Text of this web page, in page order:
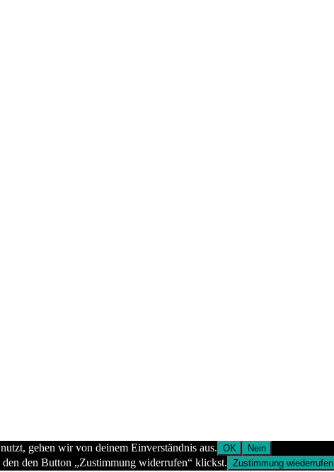
gehen wir von deinem Einverständnis aus. OK Nein
den Button „Zustimmung widerrufen“ klickst. Zustimmung wiederrufen